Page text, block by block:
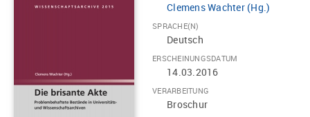
Clemens Wachter (Hg.)
SPRACHE(N)
Deutsch
ERSCHEINUNGSDATUM
14.03.2016
VERARBEITUNG
Broschur